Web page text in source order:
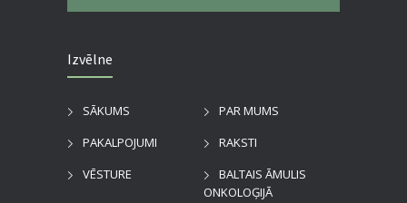
Izvēlne
SĀKUMS
PAR MUMS
PAKALPOJUMI
RAKSTI
VĒSTURE
BALTAIS ĀMULIS
ONKOLOĢIJĀ